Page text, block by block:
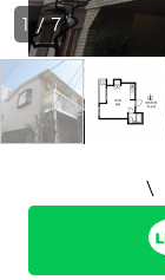
1/7
\